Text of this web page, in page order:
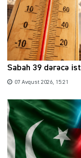
Sabah 39 dərəcə
07 Avqust 2026, 15:21